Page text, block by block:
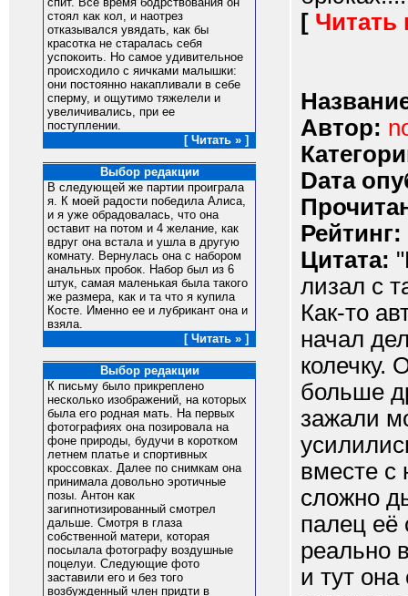
стоял как кол, и наотрез
отказывался увядать, как бы
красотка не старалась себя
успокоить. Но самое удивительное
происходило с яичками малышки:
они постоянно накапливали в себе
сперму, и ощутимо тяжелели и
увеличивались, при ее
поступлении.
[ Читать » ]
Выбор редакции
В следующей же партии проиграла
я. К моей радости победила Алиса,
и я уже обрадовалась, что она
оставит на потом и 4 желание, как
вдруг она встала и ушла в другую
комнату. Вернулась она с набором
анальных пробок. Набор был из 6
штук, самая маленькая была такого
же размера, как и та что я купила
Косте. Именно ее и лубрикант она и
взяла.
[ Читать » ]
Выбор редакции
К письму было прикреплено
несколько изображений, на которых
была его родная мать. На первых
фотографиях она позировала на
фоне природы, будучи в коротком
летнем платье и спортивных
кроссовках. Далее по снимкам она
принимала довольно эротичные
позы. Антон как
загипнотизированный смотрел
дальше. Смотря в глаза
собственной матери, которая
посылала фотографу воздушные
поцелуи. Следующие фото
заставили его и без того
возбужденный член придти в
[ Читать
Автор:
Dата
Рейтинг:
Цитата:
лизал с
Как-то
начал
колечку.
больше
зажали
вместе с
сложно
палец её
реально
и тут